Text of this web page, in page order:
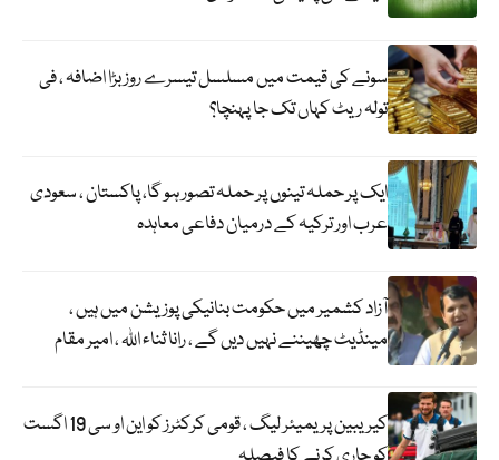
سونے کی قیمت میں مسلسل تیسرے روز بڑا اضافہ ، فی
تولہ ریٹ کہاں تک جا پہنچا؟
ایک پر حملہ تینوں پر حملہ تصور ہو گا، پاکستان ، سعودی
عرب اور ترکیہ کے درمیان دفاعی معاہدہ
آزاد کشمیر میں حکومت بنانیکی پوزیشن میں ہیں ،
مینڈیٹ چھیننے نہیں دیں گے ، رانا ثناء اللہ ، امیر مقام
کیریبین پریمیئر لیگ ، قومی کرکٹرز کو این او سی 19 اگست